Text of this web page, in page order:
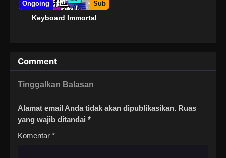
Ongoing Sub
Keyboard Immortal
Comment
Tinggalkan Balasan
Alamat email Anda tidak akan dipublikasikan. Ruas
yang wajib ditandai *
Komentar *